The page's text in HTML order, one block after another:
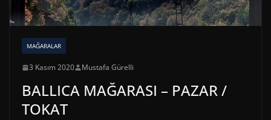
MAĞARALAR
3 Kasım 2020 Mustafa Gürelli
BALLICA MAĞARASI – PAZAR /
TOKAT